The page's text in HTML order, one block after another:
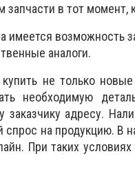
запчасти в тот
имеется возможность
аналоги.
не только
необходимую
заказчику адресу.
спрос на продукцию. В
При таких